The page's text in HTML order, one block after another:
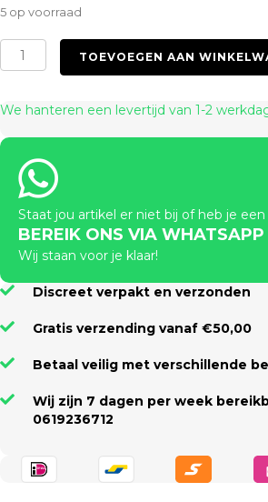
5 op voorraad
Vesper
Stockings
DEN
S
red
aantal
TOEVOEGEN AAN
We hanteren een levertijd van 1-2
Staat jou artikel er niet bij of heb je een
BEREIK ONS VIA
Wij staan voor je klaar!
Discreet verpakt en verzonden
Gratis verzending vanaf €50,00
Betaal veilig met verschillende
Wij zijn 7 dagen per week
0619236712